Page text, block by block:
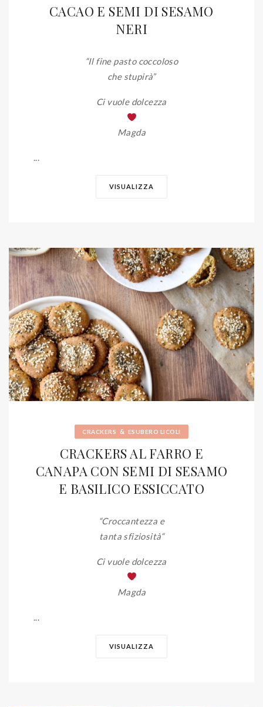
CACAO E SEMI DI SESAMO
NERI
“Il fine pasto coccoloso
che stupirà”
Ci vuole dolcezza
Magda
...
VISUALIZZA
CRACKERS & ESUBERO LICOLI
CRACKERS AL FARRO E
CANAPA CON SEMI DI SESAMO
E BASILICO ESSICCATO
“Croccantezza e
tanta sfiziosità“
Ci vuole dolcezza
Magda
...
VISUALIZZA